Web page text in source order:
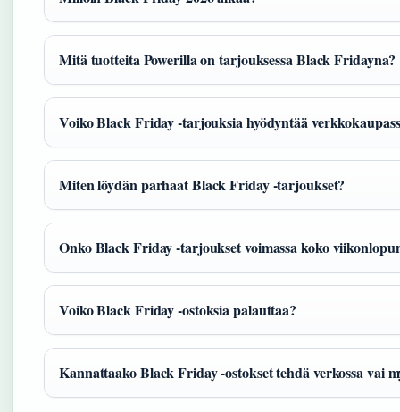
Mitä tuotteita Powerilla on tarjouksessa Black Fridayna?
Voiko Black Friday -tarjouksia hyödyntää
Miten löydän parhaat Black Friday -tarjoukset?
Onko Black Friday -tarjoukset voimassa koko
Voiko Black Friday -ostoksia palauttaa?
Kannattaako Black Friday -ostokset tehdä verkossa vai